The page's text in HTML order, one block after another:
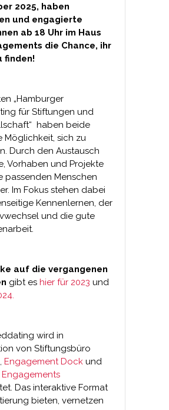
2025, haben
und engagierte
ab 18 Uhr im Haus
die Chance, ihr
finden!
„Hamburger
für Stiftungen und
haben beide
Möglichkeit, sich zu
Durch den Austausch
Vorhaben und Projekte
passenden Menschen
Im Fokus stehen dabei
Kennenlernen, der
und die gute
auf die vergangenen
gibt es hier für 2023 und
wird in
von Stiftungsbüro
Engagement Dock und
Engagements
Das interaktive Format
bieten, vernetzen